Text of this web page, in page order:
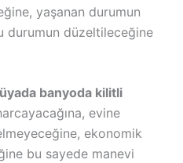
yaşanan durumun
durumun düzeltileceğine
banyoda kilitli
evine
ekonomik
bu sayede manevi